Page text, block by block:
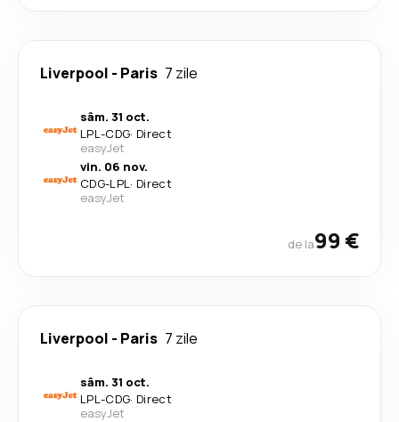
Liverpool - Paris 7 zile
sâm. 31 oct.
LPL-CDG· Direct
easyJet
vin. 06 nov.
CDG-LPL· Direct
easyJet
de la99 €
Liverpool - Paris 7 zile
sâm. 31 oct.
LPL-CDG· Direct
easyJet